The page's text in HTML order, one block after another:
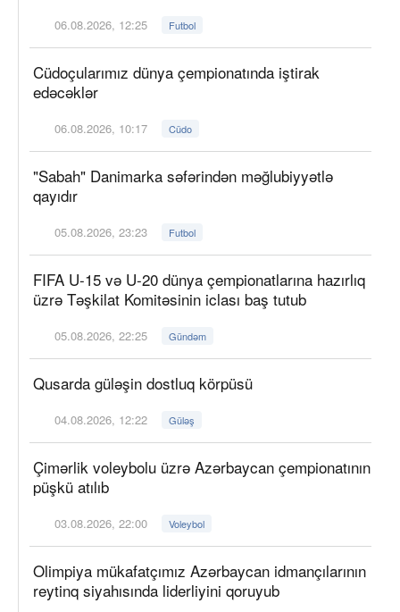
06.08.2026, 12:25 Futbol
Cüdoçularımız dünya çempionatında iştirak
edəcəklər
06.08.2026, 10:17 Cüdo
"Sabah" Danimarka səfərindən məğlubiyyətlə
qayıdır
05.08.2026, 23:23 Futbol
FIFA U-15 və U-20 dünya çempionatlarına hazırlıq
üzrə Təşkilat Komitəsinin iclası baş tutub
05.08.2026, 22:25 Gündəm
Qusarda güləşin dostluq körpüsü
04.08.2026, 12:22 Güləş
Çimərlik voleybolu üzrə Azərbaycan çempionatının
püşkü atılıb
03.08.2026, 22:00 Voleybol
Olimpiya mükafatçımız Azərbaycan idmançılarının
reytinq siyahısında liderliyini qoruyub